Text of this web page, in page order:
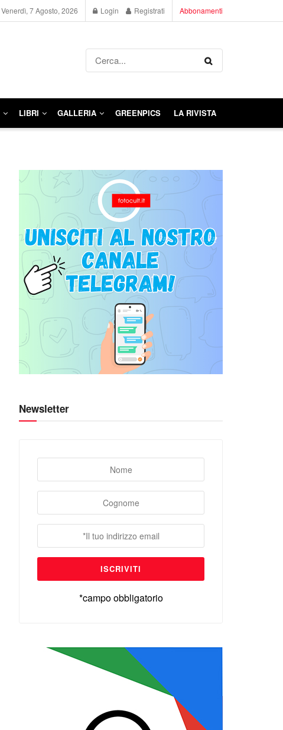
Venerdì, 7 Agosto, 2026 Login Registrati Abbonamenti
LIBRI GALLERIA GREENPICS LA RIVISTA
Newsletter
*campo obbligatorio